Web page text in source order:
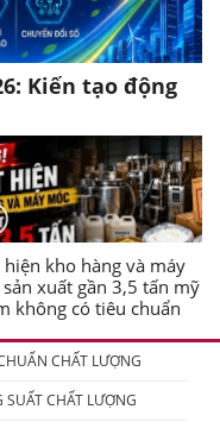
Kiến tạo động
hiện kho hàng và máy
xuất gần 3,5 tấn mỹ
không có tiêu chuẩn
CHẤT LƯỢNG
SUẤT CHẤT LƯỢNG